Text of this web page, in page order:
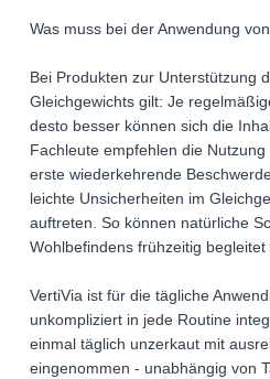
Was muss bei der Anwendung
Bei Produkten zur Unterstützung
Gleichgewichts gilt: Je
desto besser können sich die
Fachleute empfehlen die
erste wiederkehrende
leichte Unsicherheiten im
auftreten. So können natürliche
Wohlbefindens frühzeitig begleitet
VertiVia ist für die tägliche
unkompliziert in jede Routine
einmal täglich unzerkaut mit
eingenommen - unabhängig von